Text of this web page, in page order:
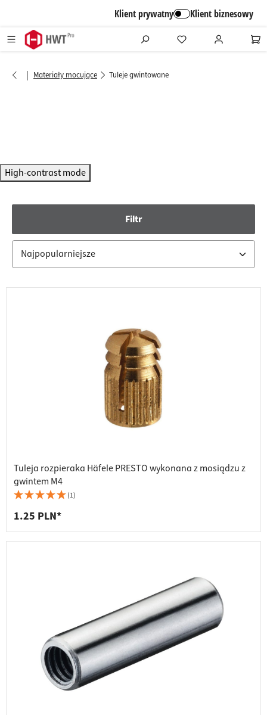
Klient prywatny Klient biznesowy
| Materiały mocujące Tuleje gwintowane
High-contrast mode
Filtr
Tuleja rozpieraka Häfele PRESTO wykonana z mosiądzu z
gwintem M4
(1)
1.25 PLN*